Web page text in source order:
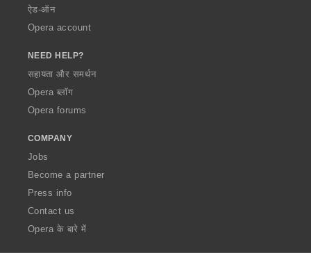
ऐड-ऑन
Opera account
NEED HELP?
सहायता और समर्थन
Opera ब्लॉग
Opera forums
COMPANY
Jobs
Become a partner
Press info
Contact us
Opera के बारे में